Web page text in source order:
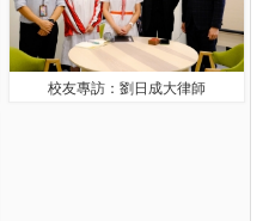
校友專訪：劉日成大律師